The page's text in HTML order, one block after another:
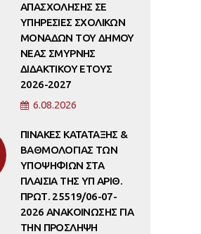
ΑΠΑΣΧΟΛΗΣΗΣ ΣΕ
ΥΠΗΡΕΣΙΕΣ ΣΧΟΛΙΚΩΝ
ΜΟΝΑΔΩΝ ΤΟΥ ΔΗΜΟΥ
ΝΕΑΣ ΣΜΥΡΝΗΣ
ΔΙΔΑΚΤΙΚΟΥ ΕΤΟΥΣ
2026-2027
6.08.2026
ΠΙΝΑΚΕΣ ΚΑΤΑΤΑΞΗΣ &
ΒΑΘΜΟΛΟΓΙΑΣ ΤΩΝ
ΥΠΟΨΗΦΙΩΝ ΣΤΑ
ΠΛΑΙΣΙΑ ΤΗΣ ΥΠ ΑΡΙΘ.
ΠΡΩΤ. 25519/06-07-
2026 ΑΝΑΚΟΙΝΩΣΗΣ ΓΙΑ
ΤΗΝ ΠΡΟΣΛΗΨΗ